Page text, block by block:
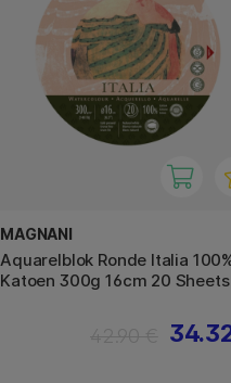
MAGNANI
Aquarelblok Ronde Italia
Katoen 300g 16cm 20 Sheets